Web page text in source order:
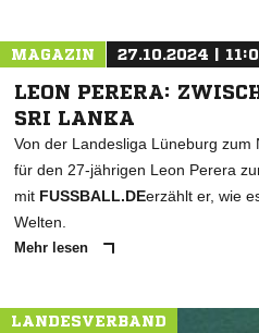
MAGAZIN 27.10.2024 |
LEON PERERA:
SRI LANKA
Von der Landesliga Lüneburg zum
für den 27-jährigen Leon Perera
mit FUSSBALL.DEerzählt er, wie
Welten.
Mehr lesen
LANDESVERBAND